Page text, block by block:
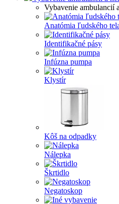
Vybavenie ambulancií
Anatómia ľudského
Identifikačné pásy
Infúzna pumpa
Klystír
Kôš na odpadky
Nálepka
Škrtidlo
Negatoskop